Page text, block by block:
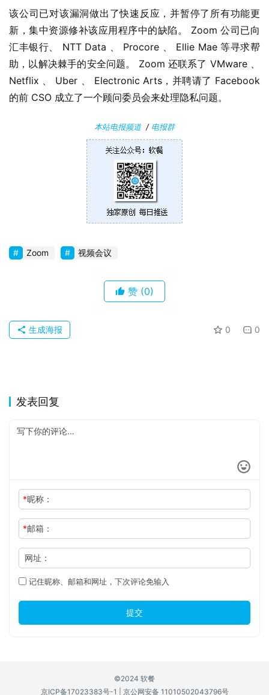
1
0
P
C
软
件
该公司已对该漏洞做出了快速反应，并暂停了所有功能更
新，集中资源修补该应用程序中的缺陷。 Zoom 公司已向
汇丰银行、 NTT Data 、 Procore 、 Ellie Mae 等寻求帮
助，以解决棘手的安全问题。 Zoom 还联系了 VMware 、
Netflix 、 Uber 、 Electronic Arts，并聘请了 Facebook
的前 CSO 成立了一个顾问委员会来处理隐私问题。
本站电报频道/ 电报群
Zoom 视频会议
赞 (0)
0 0
生成海报
发表回复
*昵称：
*邮箱：
网址：
记住昵称、邮箱和网址，下次评论免输入
提交
©2024 软餐
京ICP备17023383号-1
京公网安备 11010502043796号